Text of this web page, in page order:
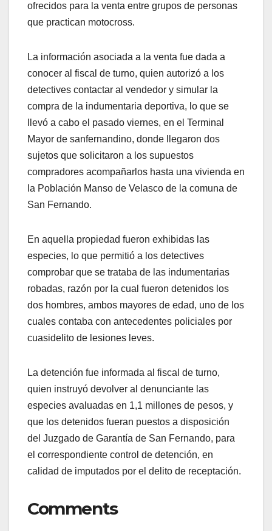
ofrecidos para la venta entre grupos de personas
que practican motocross.
La información asociada a la venta fue dada a
conocer al fiscal de turno, quien autorizó a los
detectives contactar al vendedor y simular la
compra de la indumentaria deportiva, lo que se
llevó a cabo el pasado viernes, en el Terminal
Mayor de sanfernandino, donde llegaron dos
sujetos que solicitaron a los supuestos
compradores acompañarlos hasta una vivienda en
la Población Manso de Velasco de la comuna de
San Fernando.
En aquella propiedad fueron exhibidas las
especies, lo que permitió a los detectives
comprobar que se trataba de las indumentarias
robadas, razón por la cual fueron detenidos los
dos hombres, ambos mayores de edad, uno de los
cuales contaba con antecedentes policiales por
cuasidelito de lesiones leves.
La detención fue informada al fiscal de turno,
quien instruyó devolver al denunciante las
especies avaluadas en 1,1 millones de pesos, y
que los detenidos fueran puestos a disposición
del Juzgado de Garantía de San Fernando, para
el correspondiente control de detención, en
calidad de imputados por el delito de receptación.
Comments